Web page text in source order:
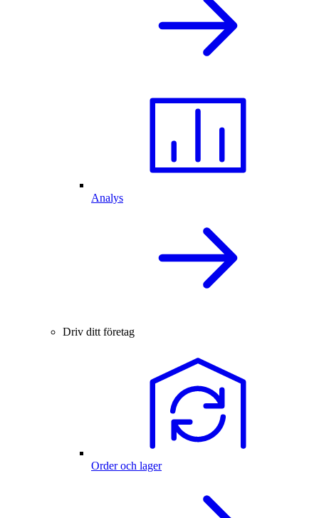
Analys
Driv ditt företag
Order och lager